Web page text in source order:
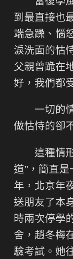
到最直接也
端急躁、惱
淚洗面的怙
父親曾跪在
好，我們都
一切的
做怙恃的卻
這種情
道”，簡直
年，北京年
送朋友了本
時兩次停學
舍，趙冬梅
驗考試。她